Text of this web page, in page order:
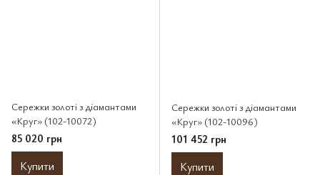
Сережки золоті з діамантами
«Круг» (102-10072)
85 020 грн
Купити
Сережки золоті з діамантами
«Круг» (102-10096)
101 452 грн
Купити